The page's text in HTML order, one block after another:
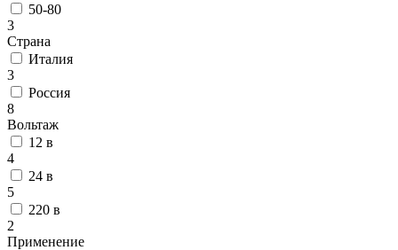
50-80
3
Страна
Италия
3
Россия
8
Вольтаж
12 в
4
24 в
5
220 в
2
Применение